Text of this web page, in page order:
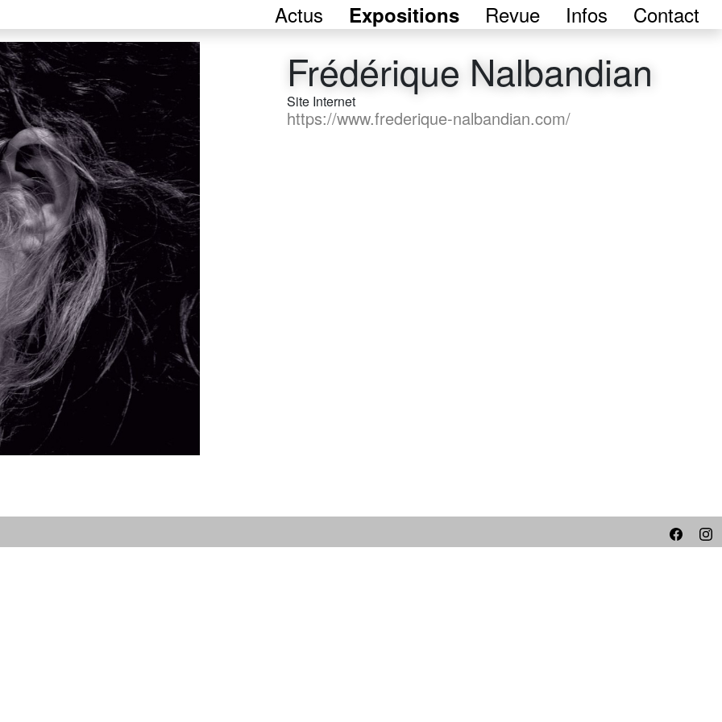
Actus Expositions Revue Infos Contact
Frédérique Nalbandian
Site Internet
https://www.frederique-nalbandian.com/